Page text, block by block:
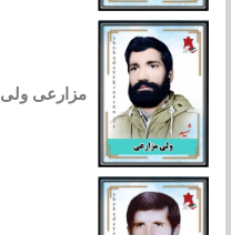
مزارعی ولی